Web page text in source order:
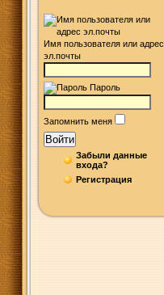
Имя пользователя или адрес
эл.почты
Пароль
Запомнить меня
Войти
Забыли данные
входа?
Регистрация